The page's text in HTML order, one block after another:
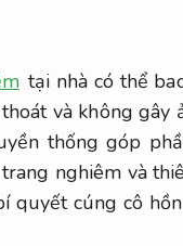
tại nhà có thể
và không gây
thống góp
nghiêm và
quyết cúng cô